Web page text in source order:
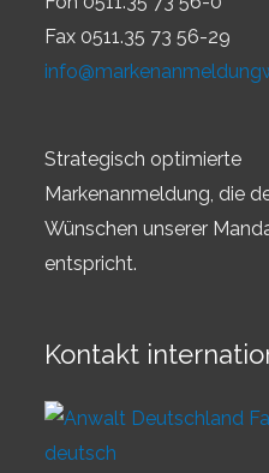
Fax 0511.35 73 56-29
Strategisch optimierte
Markenanmeldung, die
Wünschen unserer
entspricht.
Kontakt